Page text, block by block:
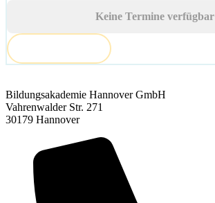
Keine Termine verfügbar
Bildungsakademie Hannover GmbH
Vahrenwalder Str. 271
30179 Hannover